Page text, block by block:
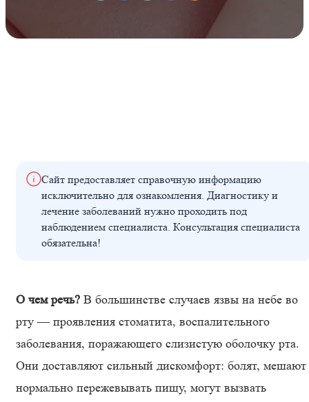
Сайт предоставляет справочную информацию
исключительно для ознакомления. Диагностику и
лечение заболеваний нужно проходить под
наблюдением специалиста. Консультация специалиста
обязательна!
О чем речь? В большинстве случаев язвы на небе во
рту — проявления стоматита, воспалительного
заболевания, поражающего слизистую оболочку рта.
Они доставляют сильный дискомфорт: болят, мешают
нормально пережевывать пищу, могут вызвать